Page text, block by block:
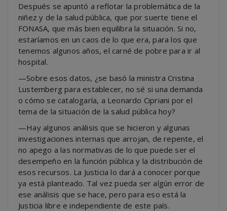
Después se apuntó a reflotar la problemática de la
niñez y de la salud pública, que por suerte tiene el
FONASA, que más bien equilibra la situación. Si no,
estaríamos en un caos de lo que era, para los que
tenemos algunos años, el carné de pobre para ir al
hospital.
—Sobre esos datos, ¿se basó la ministra Cristina
Lustemberg para establecer, no sé si una demanda
o cómo se catalogaría, a Leonardo Cipriani por el
tema de la situación de la salud pública hoy?
—Hay algunos análisis que se hicieron y algunas
investigaciones internas que arrojan, de repente, el
no apego a las normativas de lo que puede ser el
desempeño en la función pública y la distribución de
esos recursos. La Justicia lo dará a conocer porque
ya está planteado. Tal vez pueda ser algún error de
ese análisis que se hace, pero para eso está la
Justicia libre e independiente de este país.